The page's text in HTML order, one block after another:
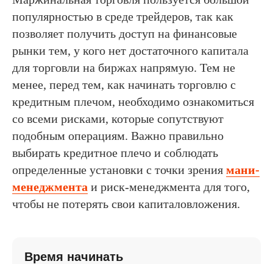
популярностью в среде трейдеров, так как
позволяет получить доступ на финансовые
рынки тем, у кого нет достаточного капитала
для торговли на биржах напрямую. Тем не
менее, перед тем, как начинать торговлю с
кредитным плечом, необходимо ознакомиться
со всеми рисками, которые сопутствуют
подобным операциям. Важно правильно
выбирать кредитное плечо и соблюдать
определенные установки с точки зрения мани-
менеджмента и риск-менеджмента для того,
чтобы не потерять свои капиталовложения.
Время начинать